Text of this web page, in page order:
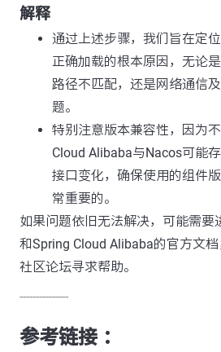
解释
通过上述步骤，我们旨在定
正确加载的根本原因，无论
路径不匹配，还是网络通信
题。
特别注意版本兼容性，因为
Cloud Alibaba与Nacos可能
接口变化，确保使用的组件
常重要的。
如果问题依旧无法解决，可能需要
和Spring Cloud Alibaba的官方文
社区论坛寻求帮助。
---------------
参考链接 ：